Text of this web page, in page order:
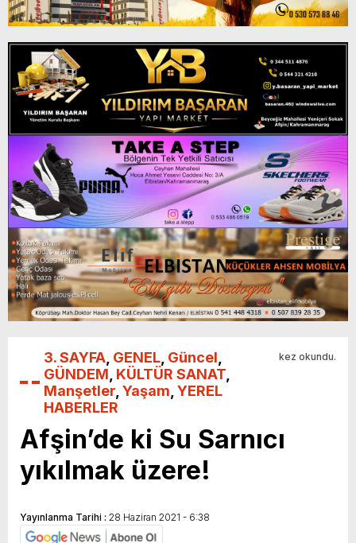
3. SAYFA GENEL Güncel
GÜNDEM KÜLTÜR SANAT
Manşetler Yaşam YEREL
HABERLER
kez okundu.
Afşin’de ki Su Sarnıcı
yıkılmak üzere!
Yayınlanma Tarihi : 28 Haziran 2021 - 6:38